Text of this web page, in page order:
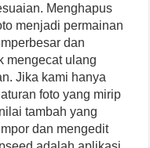
Menghapus
menjadi permainan
dan
mengecat ulang
Jika kami hanya
foto yang mirip
tambah yang
dan mengedit